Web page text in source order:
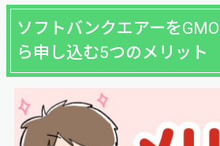
ソフトバンクエアーを
ら申し込む5つのメリット